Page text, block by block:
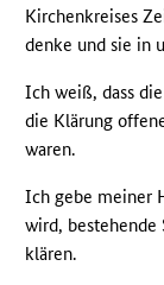
Kirchenkreises
denke und sie in
Ich weiß, dass
die Klärung
waren.
Ich gebe meiner
wird, bestehende
klären.